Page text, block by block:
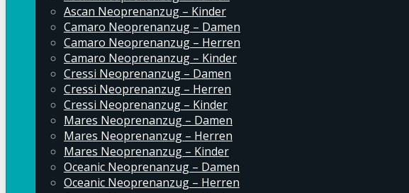
Ascan Neoprenanzug – Kinder
Camaro Neoprenanzug – Damen
Camaro Neoprenanzug – Herren
Camaro Neoprenanzug – Kinder
Cressi Neoprenanzug – Damen
Cressi Neoprenanzug – Herren
Cressi Neoprenanzug – Kinder
Mares Neoprenanzug – Damen
Mares Neoprenanzug – Herren
Mares Neoprenanzug – Kinder
Oceanic Neoprenanzug – Damen
Oceanic Neoprenanzug – Herren